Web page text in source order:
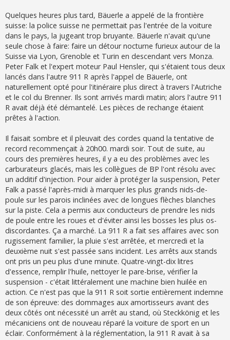
Quelques heures plus tard, Bäuerle a appelé de la frontière
suisse: la police suisse ne permettait pas l'entrée de la voiture
dans le pays, la jugeant trop bruyante. Bäuerle n'avait qu'une
seule chose à faire: faire un détour nocturne furieux autour de la
Suisse via Lyon, Grenoble et Turin en descendant vers Monza.
Peter Falk et l'expert moteur Paul Hensler, qui s'étaient tous deux
lancés dans l'autre 911 R après l'appel de Bäuerle, ont
naturellement opté pour l'itinéraire plus direct à travers l'Autriche
et le col du Brenner. Ils sont arrivés mardi matin; alors l'autre 911
R avait déjà été démantelé. Les pièces de rechange étaient
prêtes à l'action.
Il faisait sombre et il pleuvait des cordes quand la tentative de
record recommençait à 20h00. mardi soir. Tout de suite, au
cours des premières heures, il y a eu des problèmes avec les
carburateurs glacés, mais les collègues de BP l'ont résolu avec
un additif d'injection. Pour aider à protéger la suspension, Peter
Falk a passé l'après-midi à marquer les plus grands nids-de-
poule sur les parois inclinées avec de longues flèches blanches
sur la piste. Cela a permis aux conducteurs de prendre les nids
de poule entre les roues et d'éviter ainsi les bosses les plus os-
discordantes. Ça a marché. La 911 R a fait ses affaires avec son
rugissement familier, la pluie s'est arrêtée, et mercredi et la
deuxième nuit s'est passée sans incident. Les arrêts aux stands
ont pris un peu plus d'une minute. Quatre-vingt-dix litres
d'essence, remplir l'huile, nettoyer le pare-brise, vérifier la
suspension - c'était littéralement une machine bien huilée en
action. Ce n'est pas que la 911 R soit sortie entièrement indemne
de son épreuve: des dommages aux amortisseurs avant des
deux côtés ont nécessité un arrêt au stand, où Steckkönig et les
mécaniciens ont de nouveau réparé la voiture de sport en un
éclair. Conformément à la réglementation, la 911 R avait à sa